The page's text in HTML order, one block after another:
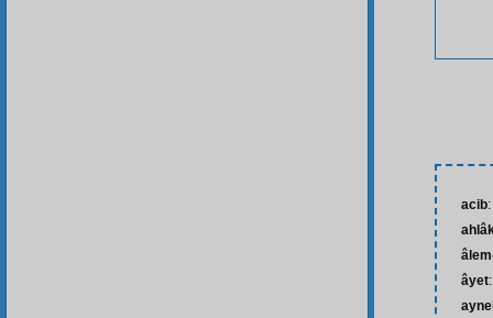
acib
âyet